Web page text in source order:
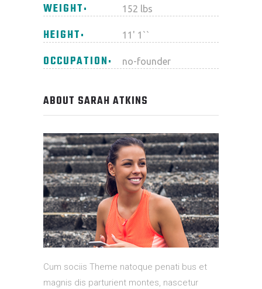
WEIGHT 152 lbs
HEIGHT 11' 1``
OCCUPATION no-founder
ABOUT SARAH ATKINS
Cum sociis Theme natoque penati bus et
magnis dis parturient montes, nascetur